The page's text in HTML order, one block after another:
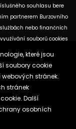
souhlasu bere
partnerem Burzovního
nebo finančních
souborů cookies
článků mohou
analýzy nebo datu,
údaje.
které jsou
soubory cookie
stránek.
stránek
Další
osobních